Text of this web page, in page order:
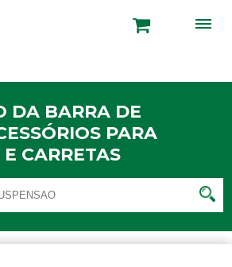
DA BARRA DE
PARA
CARRETAS